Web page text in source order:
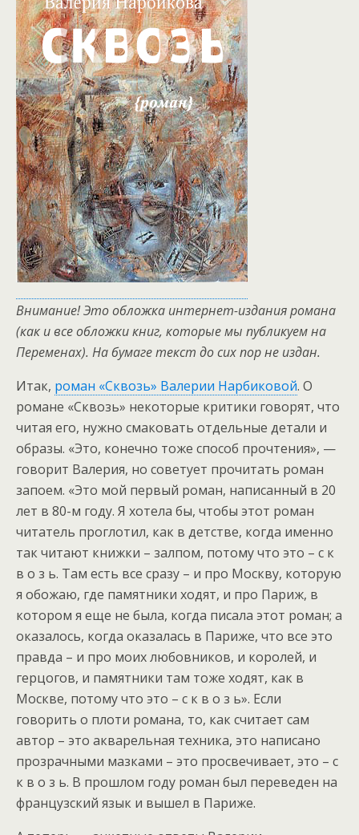
Внимание! Это обложка интернет-издания романа
(как и все обложки книг, которые мы публикуем на
Переменах). На бумаге текст до сих пор не издан.
Итак, роман «Сквозь» Валерии Нарбиковой. О
романе «Сквозь» некоторые критики говорят, что
читая его, нужно смаковать отдельные детали и
образы. «Это, конечно тоже способ прочтения», —
говорит Валерия, но советует прочитать роман
запоем. «Это мой первый роман, написанный в 20
лет в 80-м году. Я хотела бы, чтобы этот роман
читатель проглотил, как в детстве, когда именно
так читают книжки – залпом, потому что это – с к
в о з ь. Там есть все сразу – и про Москву, которую
я обожаю, где памятники ходят, и про Париж, в
котором я еще не была, когда писала этот роман; а
оказалось, когда оказалась в Париже, что все это
правда – и про моих любовников, и королей, и
герцогов, и памятники там тоже ходят, как в
Москве, потому что это – с к в о з ь». Если
говорить о плоти романа, то, как считает сам
автор – это акварельная техника, это написано
прозрачными мазками – это просвечивает, это – с
к в о з ь. В прошлом году роман был переведен на
французский язык и вышел в Париже.